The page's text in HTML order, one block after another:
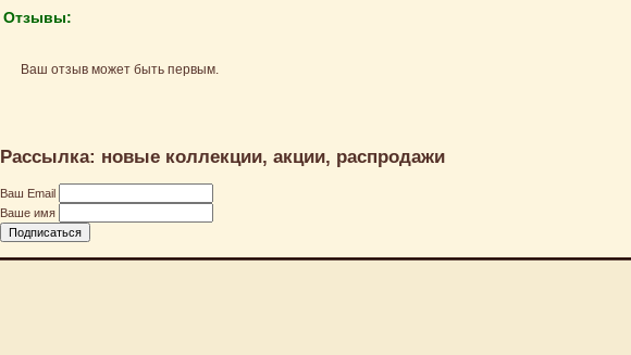
Отзывы:
Ваш отзыв может быть первым.
Рассылка: новые коллекции, акции, распродажи
Ваш Email
Ваше имя